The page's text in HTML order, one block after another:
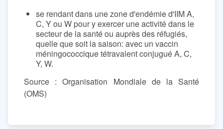
se rendant dans une zone d'endémie d'IIM A,
C, Y ou W pour y exercer une activité dans le
secteur de la santé ou auprès des réfugiés,
quelle que soit la saison: avec un vaccin
méningococcique tétravalent conjugué A, C,
Y, W.
Source : Organisation Mondiale de la Santé
(OMS)